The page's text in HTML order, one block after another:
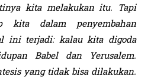
kita melakukan itu. Tapi
kita dalam penyembahan
ini terjadi: kalaukita digoda
Babel dan Yerusalem.
yang tidak bisa dilakukan.